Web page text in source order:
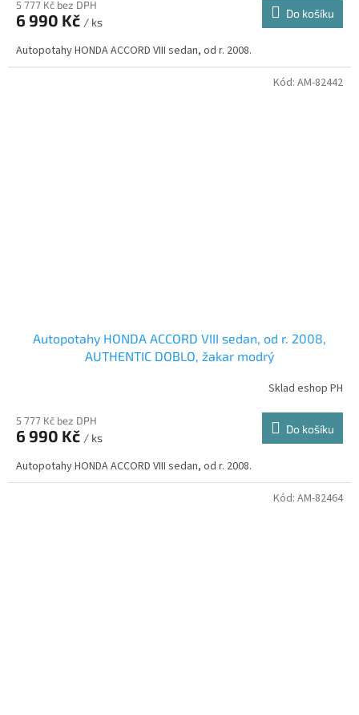
5 777 Kč bez DPH
6 990 Kč / ks
Do košíku
Autopotahy HONDA ACCORD VIII sedan, od r. 2008.
Autopotahy HONDA ACCORD VIII sedan, od r. 2008,
AUTHENTIC DOBLO, žakar modrý
Sklad eshop PH
5 777 Kč bez DPH
6 990 Kč / ks
Do košíku
Autopotahy HONDA ACCORD VIII sedan, od r. 2008.
Kód: AM-82442
Kód: AM-82464